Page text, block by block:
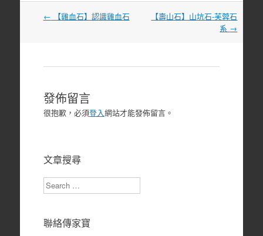
文
← 【雞血石】認識雞血石
【壽山石】山坑石-芙蓉石
系 →
發佈留言
很抱歉，必須登入網站才能發佈留言。
文章搜尋
Search
聯絡傳家寶